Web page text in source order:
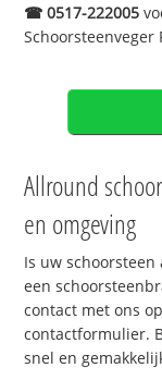
☎0517-222005
Allround
en omgeving
Is uw
een
contact met ons
contactformulier.
snel en